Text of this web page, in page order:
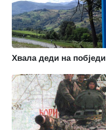
Хвала деди на побједи